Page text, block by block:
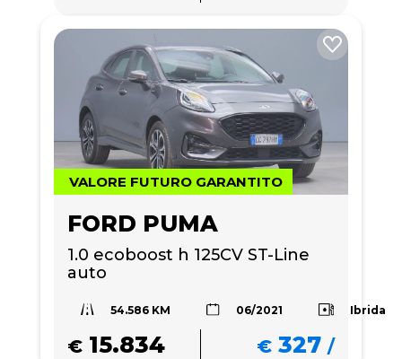
VALORE FUTURO GARANTITO
FORD PUMA
1.0 ecoboost h 125CV ST-Line
auto
54.586 KM 06/2021 Ibrida
€ 15.834 € 327 /